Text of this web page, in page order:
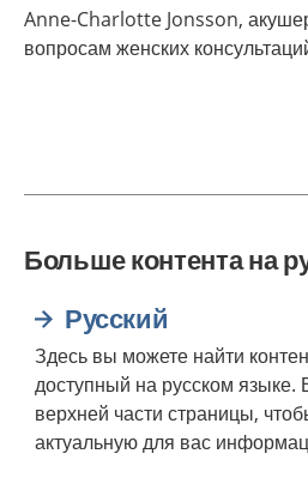
Anne-Charlotte Jonsson,
вопросам женских
Больше контента на
Русский
Здесь вы можете найти
доступный на русском языке.
верхней части страницы,
актуальную для вас